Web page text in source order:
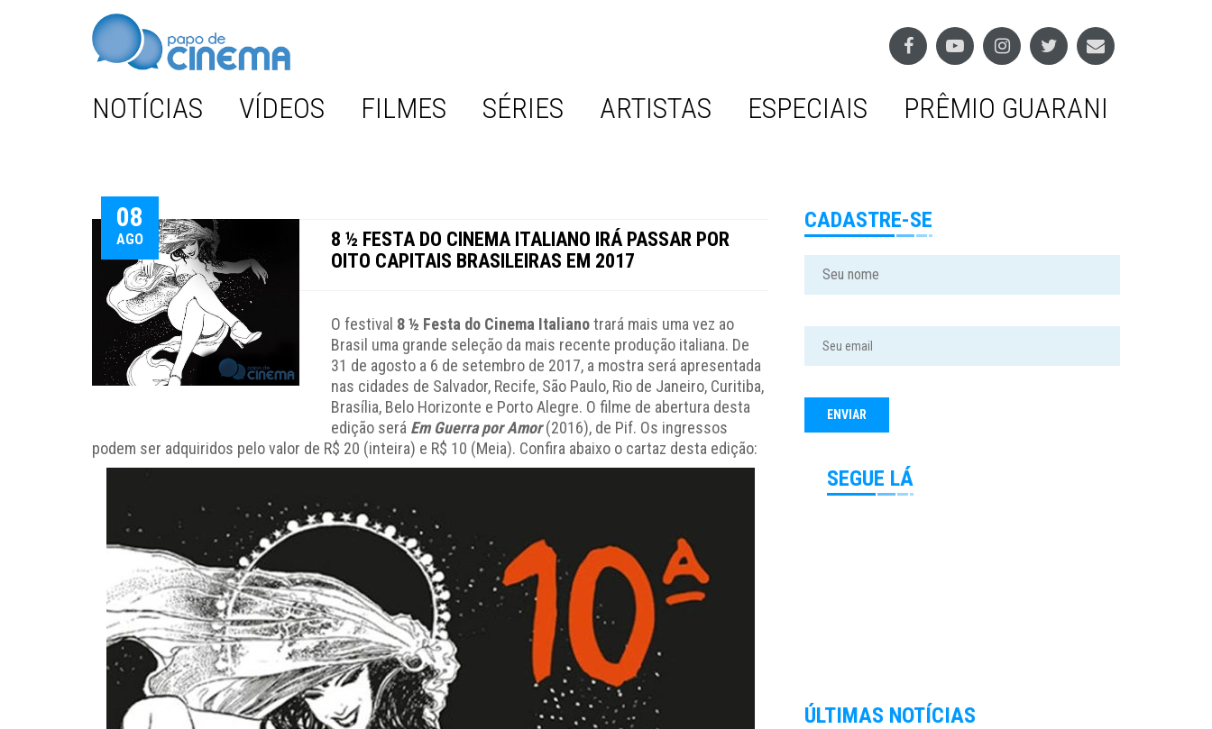
NOTÍCIAS VÍDEOS FILMES SÉRIES ARTISTAS ESPECIAIS PRÊMIO GUARANI
08
AGO
8 ½ FESTA DO CINEMA ITALIANO IRÁ PASSAR POR
OITO CAPITAIS BRASILEIRAS EM 2017
O festival 8 ½ Festa do Cinema Italianotrará mais uma vez ao
Brasil uma grande seleção da mais recente produção italiana. De
31 de agosto a 6 de setembro de 2017, a mostra será apresentada
nas cidades de Salvador, Recife, São Paulo, Rio de Janeiro, Curitiba,
Brasília, Belo Horizonte e Porto Alegre. O filme de abertura desta
edição será Em Guerra por Amor(2016), de Pif. Os ingressos
podem ser adquiridos pelo valor de R$ 20 (inteira) e R$ 10 (Meia). Confira abaixo o cartaz desta edição:
CADASTRE-SE
SEGUE LÁ
ÚLTIMAS NOTÍCIAS